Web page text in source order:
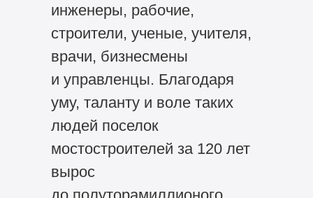
инженеры, рабочие,
строители, ученые, учителя,
врачи, бизнесмены
и управленцы. Благодаря
уму, таланту и воле таких
людей поселок
мостостроителей за 120 лет
вырос